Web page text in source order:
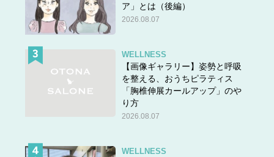
父「……まぁ、あれば、便利だよ」
＿＿＿なんと！あんなに否定的だった父が、肯定的な言葉
を発するとは！
父「でも４０万だろぉ。半額くらいだったら、ばぁさん
に買ってやるのに」
ア」とは（後編）
2026.08.07
WELLNESS
【画像ギャラリー】姿勢と呼吸
を整える、おうちピラティス
「胸椎伸展カールアップ」のや
り方
2026.08.07
WELLNESS